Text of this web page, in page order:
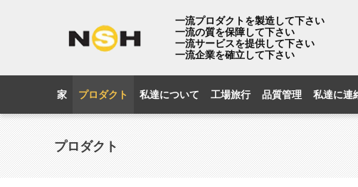
一流プロダクトを製造して下さい
一流の質を保障して下さい
一流サービスを提供して下さい
一流企業を確立して下さい
家 プロダクト 私達について 工場旅行 品質管理 私達に連
プロダクト